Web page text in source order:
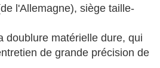
l'Allemagne), siège taille-
doublure matérielle dure, qui
de grande précision de